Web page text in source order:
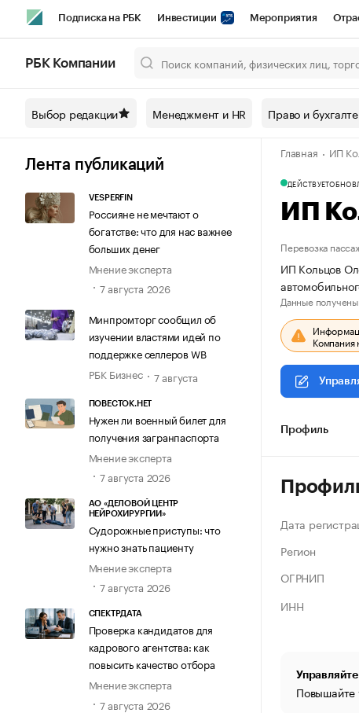
Подписка на РБК Инвестиции Мероприятия
Спецпроекты СПб Конференции СПб Спецпроекты
Технологии и медиа Рынок наличной валюты
РБК Компании
Выбор редакции Менеджмент и HR Право и
Лента публикаций
VESPERFIN
Россияне не мечтают о
богатстве: что для нас важнее
больших денег
Мнение эксперта
7 августа 2026
Минпромторг сообщил об
изучении властями идей по
поддержке селлеров WB
РБК Бизнес
7 августа
ПОВЕСТОК.НЕТ
Нужен ли военный билет для
получения загранпаспорта
Мнение эксперта
7 августа 2026
АО «ДЕЛОВОЙ ЦЕНТР
НЕЙРОХИРУРГИИ»
Судорожные приступы: что
нужно знать пациенту
Мнение эксперта
7 августа 2026
СПЕКТРДАТА
Проверка кандидатов для
кадрового агентства: как
повысить качество отбора
Мнение эксперта
7 августа 2026
Главная ИП
ДЕЙСТВУЕТ
ИП
Перевозка
ИП Кольцов
Данные
Компания
Профиль
Дата
Регион
ОГРНИП
ИНН
Повышайте